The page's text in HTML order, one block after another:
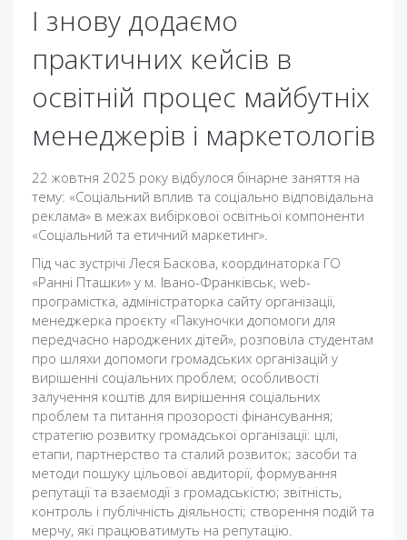
І знову додаємо
практичних кейсів в
освітній процес майбутніх
менеджерів і маркетологів
22 жовтня 2025 року відбулося бінарне заняття на
тему: «Соціальний вплив та соціально відповідальна
реклама» в межах вибіркової освітньої компоненти
«Соціальний та етичний маркетинг».
Під час зустрічі Леся Баскова, координаторка ГО
«Ранні Пташки» у м. Івано-Франківськ, web-
програмістка, адміністраторка сайту організації,
менеджерка проєкту «Пакуночки допомоги для
передчасно народжених дітей», розповіла студентам
про шляхи допомоги громадських організацій у
вирішенні соціальних проблем; особливості
залучення коштів для вирішення соціальних
проблем та питання прозорості фінансування;
стратегію розвитку громадської організації: цілі,
етапи, партнерство та сталий розвиток; засоби та
методи пошуку цільової авдиторії, формування
репутації та взаємодії з громадськістю; звітність,
контроль і публічність діяльності; створення подій та
мерчу, які працюватимуть на репутацію.